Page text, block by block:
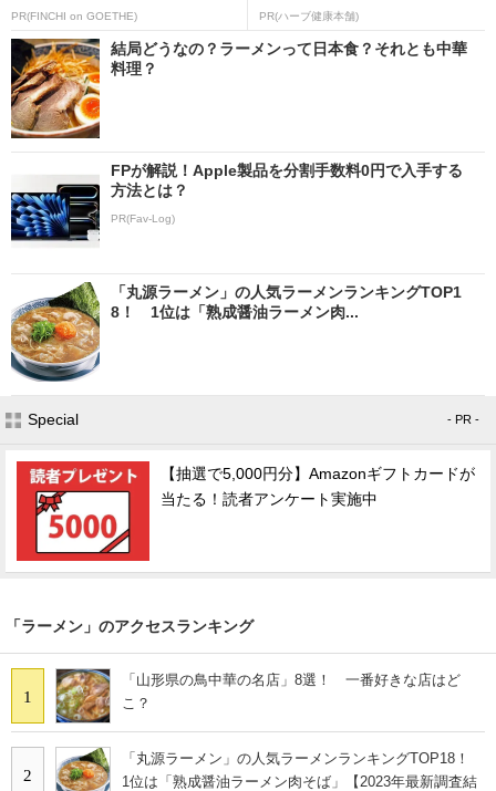
PR(FINCHI on GOETHE) PR(ハーブ健康本舗)
結局どうなの？ラーメンって日本食？それとも中華
料理？
FPが解説！Apple製品を分割手数料0円で入手する
方法とは？
PR(Fav-Log)
「丸源ラーメン」の人気ラーメンランキングTOP1
8！ 1位は「熟成醤油ラーメン肉...
Special - PR -
【抽選で5,000円分】Amazonギフトカードが
当たる！読者アンケート実施中
「ラーメン」のアクセスランキング
1
「山形県の鳥中華の名店」8選！ 一番好きな店はど
こ？
2
「丸源ラーメン」の人気ラーメンランキングTOP18！
1位は「熟成醤油ラーメン肉そば」【2023年最新調査結